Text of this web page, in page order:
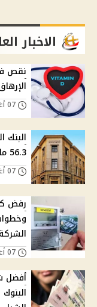
الاخبار
البنك
56.3 مليار دولار بزيادة 1.23 مليار في يوليو
رفض
الشركة